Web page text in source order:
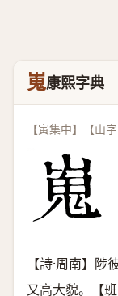
嵬康熙字典
【寅集中】【山
【詩·周南】陟
又高大貌。【班